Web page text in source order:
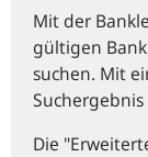
Mit der
gültigen
suchen. Mit
Die